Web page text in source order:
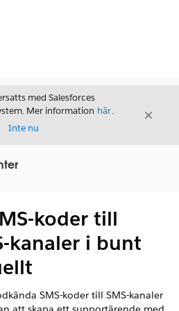
med Salesforces
Mer information här.
Inte nu
Stäng
koder till
kanaler i bunt
SMS-koder till SMS-kanaler